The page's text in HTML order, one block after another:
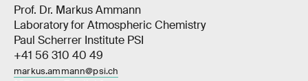
Prof. Dr. Markus Ammann
Laboratory for Atmospheric Chemistry
Paul Scherrer Institute PSI
+41 56 310 40 49
markus.ammann@psi.ch